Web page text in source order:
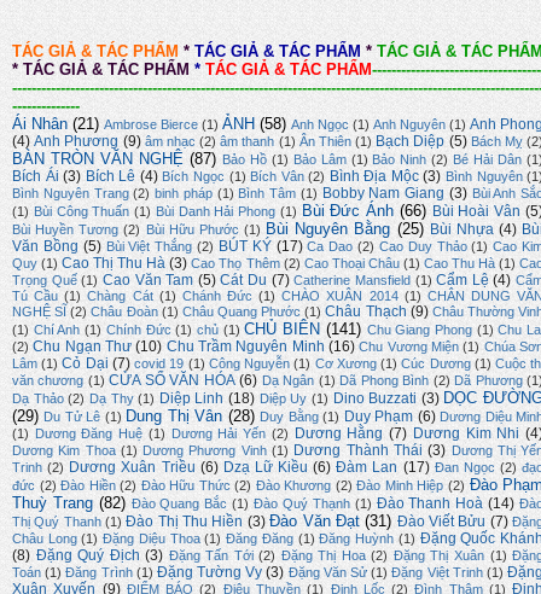
TÁC GIẢ & TÁC PHẨM * TÁC GIẢ & TÁC PHẨM * TÁC GIẢ & TÁC
* TÁC GIẢ & TÁC PHẨM * TÁC GIẢ & TÁC PHẨM-----------------------------------
--------------
Ái Nhân (21) Ambrose Bierce (1) ẢNH (58) Anh Ngọc (1) Anh Nguyên (1) Anh
(4) Anh Phương (9) âm nhạc (2) âm thanh (1) Ân Thiên (1) Bạch Diệp (5) Bách Mỵ
BÀN TRÒN VĂN NGHỆ (87) Bảo Hồ (1) Bảo Lâm (1) Bảo Ninh (2) Bé Hải Dân
Bích Ái (3) Bích Lê (4) Bích Ngọc (1) Bích Vân (2) Bình Địa Mộc (3) Bình Nguyên
Bình Nguyên Trang (2) binh pháp (1) Bình Tâm (1) Bobby Nam Giang (3) Bùi Anh
(1) Bùi Công Thuấn (1) Bùi Danh Hải Phong (1) Bùi Đức Ánh (66) Bùi Hoài Vân
Bùi Huyền Tương (2) Bùi Hữu Phước (1) Bùi Nguyên Bằng (25) Bùi Nhựa (4)
Văn Bồng (5) Bùi Việt Thắng (2) BÚT KÝ (17) Ca Dao (2) Cao Duy Thảo (1) Cao
Quy (1) Cao Thị Thu Hà (3) Cao Thọ Thêm (2) Cao Thoại Châu (1) Cao Thu Hà (1)
Trọng Quế (1) Cao Văn Tam (5) Cát Du (7) Catherine Mansfield (1) Cẩm Lệ (4)
Tú Cầu (1) Chàng Cát (1) Chánh Đức (1) CHÀO XUÂN 2014 (1) CHÂN DUNG
NGHỆ SĨ (2) Châu Đoàn (1) Châu Quang Phước (1) Châu Thạch (9) Châu Thường
(1) Chí Anh (1) Chính Đức (1) chủ (1) CHỦ BIÊN (141) Chu Giang Phong (1) Chu
(2) Chu Ngạn Thư (10) Chu Trầm Nguyên Minh (16) Chu Vương Miện (1) Chúa
Lâm (1) Cỏ Dại (7) covid 19 (1) Công Nguyễn (1) Cơ Xương (1) Cúc Dương (1) Cuộc
văn chương (1) CỬA SỔ VĂN HÓA (6) Dạ Ngân (1) Dã Phong Bình (2) Dã Phương
Dạ Thảo (2) Dạ Thy (1) Diệp Linh (18) Diệp Uy (1) Dino Buzzati (3) DỌC
(29) Du Tử Lê (1) Dung Thị Vân (28) Duy Bằng (1) Duy Phạm (6) Dương Diệu
(1)
Dương Đăng Huệ (1) Dương Hải Yến (2) Dương Hằng (7) Dương Kim Nhi
Dương Kim Thoa (1) Dương Phương Vinh (1) Dương Thành Thái (3) Dương Thị
Trinh (2) Dương Xuân Triều (6) Dzạ Lữ Kiều (6) Đàm Lan (17) Đan Ngọc (2)
đức (2) Đào Hiền (2) Đào Hữu Thức (2) Đào Khương (2) Đào Minh Hiệp (2) Đào
Thuỳ Trang (82) Đào Quang Bắc (1) Đào Quý Thạnh (1) Đào Thanh Hoà (14)
Thị Quý Thanh (1) Đào Thị Thu Hiền (3) Đào Văn Đạt (31) Đào Viết Bửu (7)
Châu Long (1) Đặng Diệu Thoa (1) Đăng Đăng (1) Đăng Huỳnh (1) Đặng Quốc
(8) Đặng Quý Địch (3) Đặng Tấn Tới (2) Đặng Thị Hoa (2) Đặng Thị Xuân (1)
Toán (1) Đăng Trình (1) Đặng Tường Vy (3) Đặng Văn Sử (1) Đặng Việt Trinh (1)
Xuân Xuyến (9) ĐIỂM BÁO (2) Điêu Thuyền (1) Đinh Lốc (2) Đình Thậm (1)